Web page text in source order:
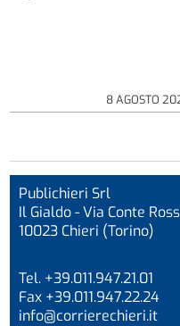
8 AGOSTO
Publichieri Srl
Il Gialdo - Via Conte
10023 Chieri (Torino)
Tel. +39.011.947.21.01
Fax +39.011.947.22.24
info@corrierechieri.it